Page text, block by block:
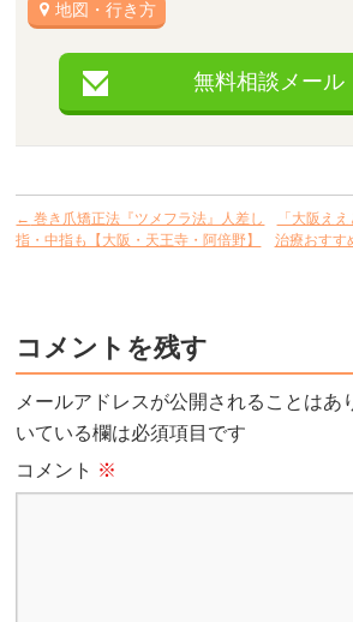
地図・行き方
無料相談メール
← 巻き爪矯正法『ツメフラ法』人差し
指・中指も【大阪・天王寺・阿倍野】
「大阪え
治療おすす
コメントを残す
メールアドレスが公開されることはあ
いている欄は必須項目です
コメント ※